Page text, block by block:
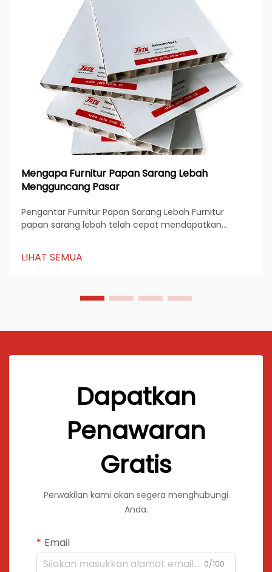
Mengapa Furnitur Papan Sarang Lebah
Mengguncang Pasar
Pengantar Furnitur Papan Sarang Lebah Furnitur
papan sarang lebah telah cepat mendapatkan
keberlanjutan. Dibuat dari kertas, aluminium, atau
LIHAT SEMUA
Dapatkan
Penawaran
Gratis
Perwakilan kami akan segera menghubungi
Anda.
Email
0/100